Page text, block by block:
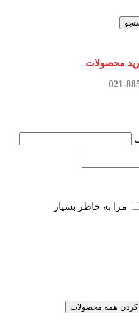
محصولات
021-
مرا به خاطر بسپار
کردن همه محصولات